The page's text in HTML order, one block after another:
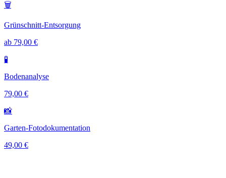
🗑️
Grünschnitt-Entsorgung
ab 79,00 €
🧪
Bodenanalyse
79,00 €
📸
Garten-Fotodokumentation
49,00 €